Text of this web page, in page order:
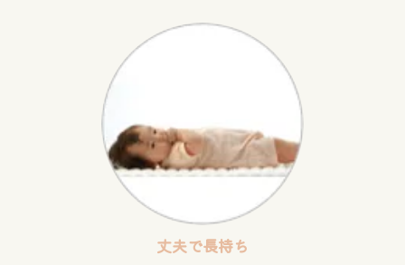
丈夫で長持ち